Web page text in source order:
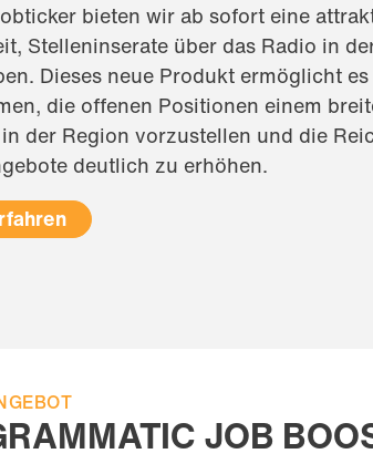
bieten wir ab sofort eine
Stelleninserate über das Radio in
Dieses neue Produkt ermöglicht
die offenen Positionen einem
der Region vorzustellen und die
deutlich zu erhöhen.
JOB